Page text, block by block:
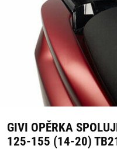
GIVI OPĚRKA
125-155 (14-20)